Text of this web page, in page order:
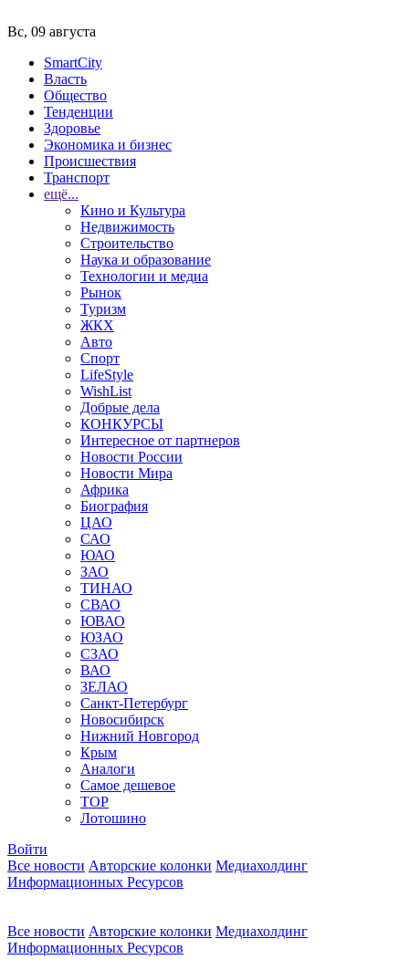
Вс, 09 августа
SmartCity
Власть
Общество
Тенденции
Здоровье
Экономика и бизнес
Происшествия
Транспорт
ещё...
Кино и Культура
Недвижимость
Строительство
Наука и образование
Технологии и медиа
Рынок
Туризм
ЖКХ
Авто
Спорт
LifeStyle
WishList
Добрые дела
КОНКУРСЫ
Интересное от партнеров
Новости России
Новости Мира
Африка
Биография
ЦАО
САО
ЮАО
ЗАО
ТИНАО
СВАО
ЮВАО
ЮЗАО
СЗАО
ВАО
ЗЕЛАО
Санкт-Петербург
Новосибирск
Нижний Новгород
Крым
Аналоги
Самое дешевое
TOP
Лотошино
Войти
Все новости Авторские колонки Медиахолдинг
Информационных Ресурсов
Все новости Авторские колонки Медиахолдинг
Информационных Ресурсов